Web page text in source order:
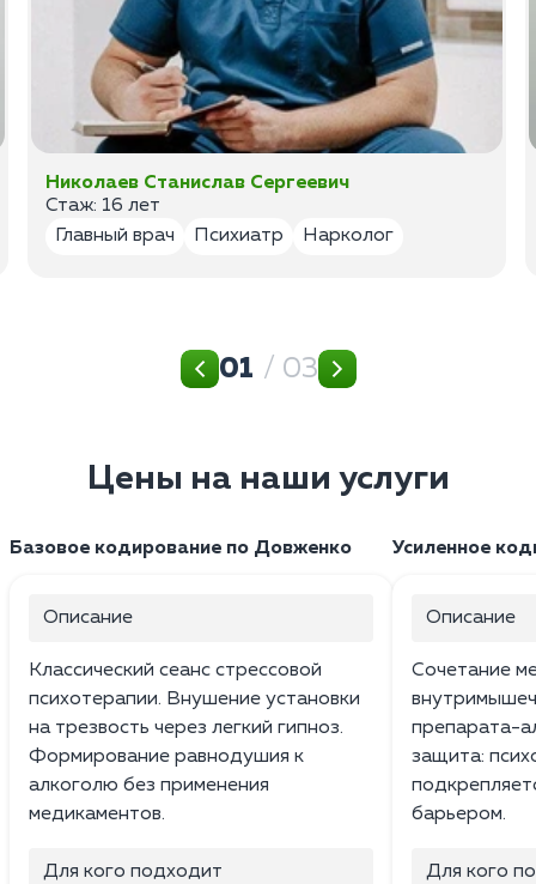
Николаев Станислав Сергеевич
Стаж: 16 лет
Главный врач
Психиатр Нарколог
01 / 03
Цены на наши услуги
Базовое кодирование по Довженко
Описание
Классический сеанс стрессовой
психотерапии. Внушение установки
на трезвость через легкий гипноз.
Формирование равнодушия к
алкоголю без применения
медикаментов.
Для кого подходит
Усиленное
Описание
Сочетание
препарата-
защита:
барьером.
Для кого